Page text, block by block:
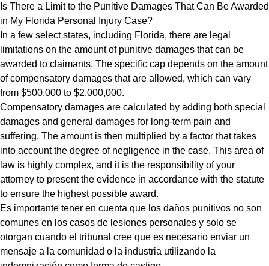
Is There a Limit to the Punitive Damages That Can Be Awarded
in My Florida Personal Injury Case?
In a few select states, including Florida, there are legal
limitations on the amount of punitive damages that can be
awarded to claimants. The specific cap depends on the amount
of compensatory damages that are allowed, which can vary
from $500,000 to $2,000,000.
Compensatory damages are calculated by adding both special
damages and general damages for long-term pain and
suffering. The amount is then multiplied by a factor that takes
into account the degree of negligence in the case. This area of
law is highly complex, and it is the responsibility of your
attorney to present the evidence in accordance with the statute
to ensure the highest possible award.
Es importante tener en cuenta que los daños punitivos no son
comunes en los casos de lesiones personales y solo se
otorgan cuando el tribunal cree que es necesario enviar un
mensaje a la comunidad o la industria utilizando la